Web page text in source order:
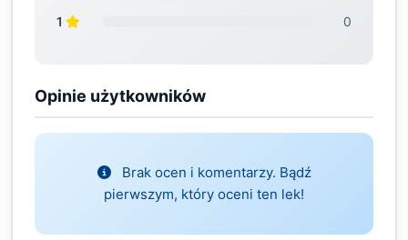
1
0
Opinie użytkowników
Brak ocen i komentarzy. Bądź
pierwszym, który oceni ten lek!